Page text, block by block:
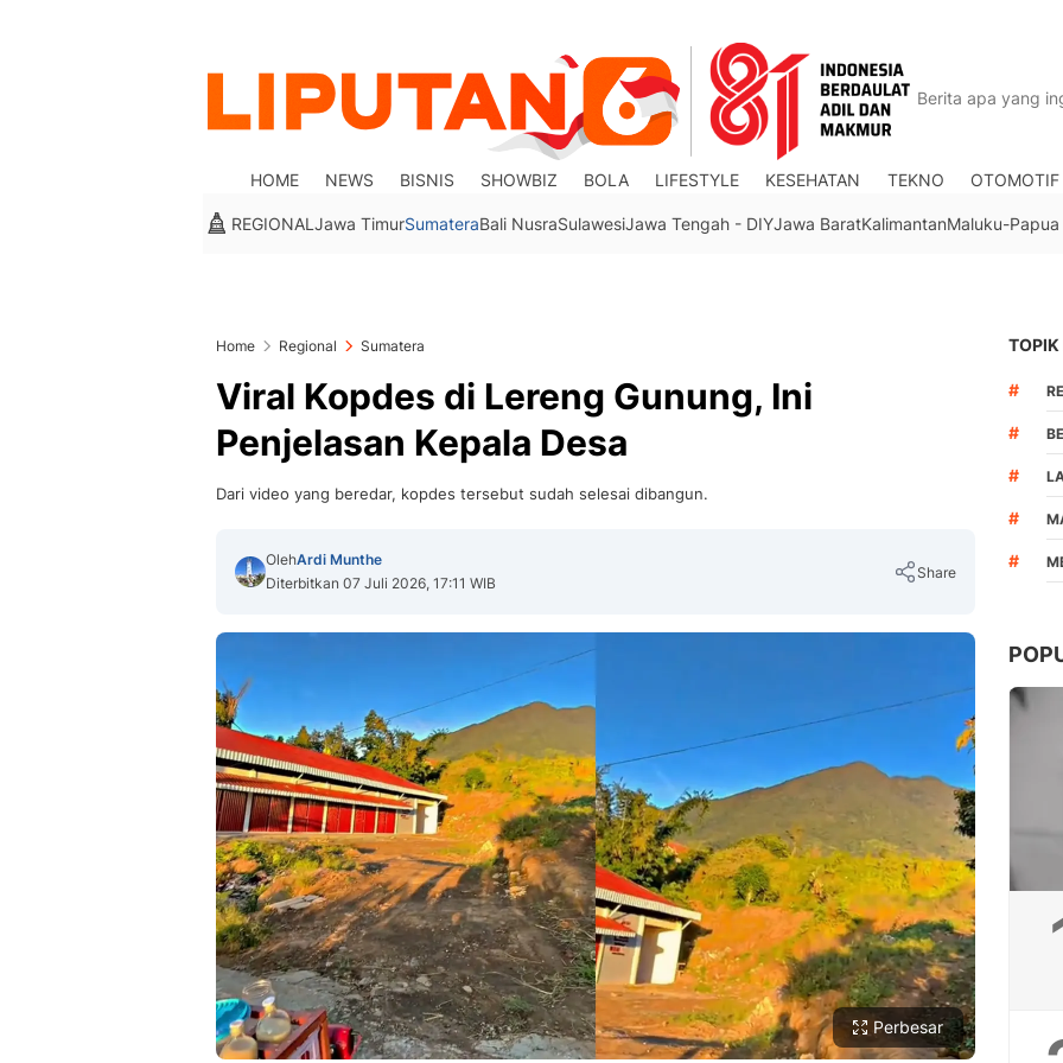
HOME NEWS BISNIS SHOWBIZ BOLA LIFESTYLE KESEHATAN TEKNO OTOMOTIF
REGIONAL Jawa TimurSumateraBali NusraSulawesiJawa Tengah - DIYJawa BaratKalimantanMaluku-Papua
Home Regional Sumatera
Viral Kopdes di Lereng Gunung, Ini
Penjelasan Kepala Desa
Dari video yang beredar, kopdes tersebut sudah selesai dibangun.
OlehArdi Munthe
Diterbitkan 07 Juli 2026, 17:11 WIB
Share
Copy Link
Perbesar
TOPIK
#
#
#
#
#